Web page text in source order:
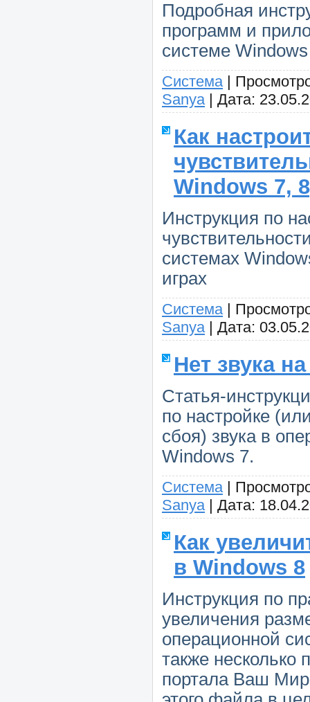
Подробная
программ и
системе
Система |
Sanya | Дата:
Как
Windows 7,
Инструкция по
системах
играх
Система |
Sanya | Дата:
Нет звука
Статья-
по настройке
сбоя) звука в
Windows 7.
Система |
Sanya | Дата:
Как
в Windows 8
Инструкция по
увеличения
операционной
также несколько
портала Ваш